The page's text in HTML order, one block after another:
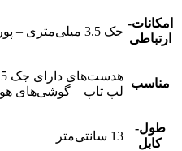
امکانات-
ارتباطی
جک 3.5 میلی‌متری – پورت USB-C
مناسب
لپ تاپ – گوشی‌های
طول-
کابل
13 سانتی‌متر